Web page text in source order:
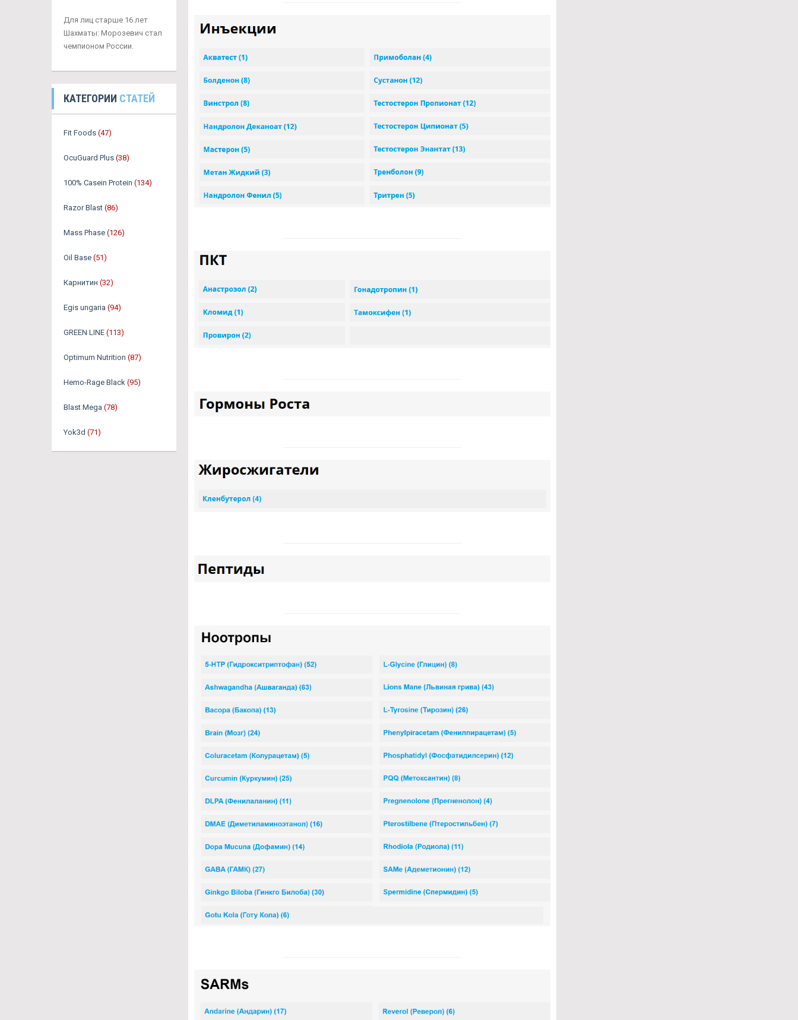
Для лиц старше 16 лет
Шахматы: Морозевич стал
чемпионом России.
КАТЕГОРИИ СТАТЕЙ
Fit Foods (47)
OcuGuard Plus (38)
100% Casein Protein (134)
Razor Blast (86)
Mass Phase (126)
Oil Base (51)
Карнитин (32)
Egis ungaria (94)
GREEN LINE (113)
Optimum Nutrition (87)
Hemo-Rage Black (95)
Blast Mega (78)
Yok3d (71)